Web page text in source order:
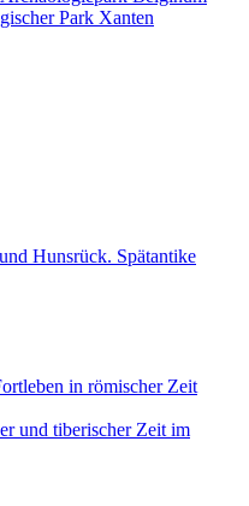
Park Xanten
Hunsrück. Spätantike
in römischer Zeit
und tiberischer Zeit im